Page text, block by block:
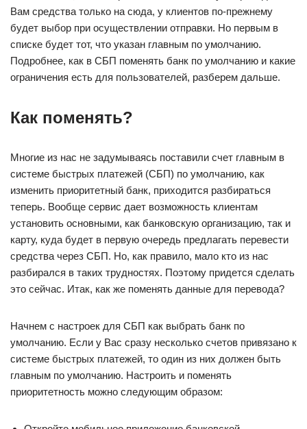
Вам средства только на сюда, у клиентов по-прежнему
будет выбор при осуществлении отправки. Но первым в
списке будет тот, что указан главным по умолчанию.
Подробнее, как в СБП поменять банк по умолчанию и какие
ограничения есть для пользователей, разберем дальше.
Как поменять?
Многие из нас не задумываясь поставили счет главным в
системе быстрых платежей (СБП) по умолчанию, как
изменить приоритетный банк, приходится разбираться
теперь. Вообще сервис дает возможность клиентам
установить основными, как банковскую организацию, так и
карту, куда будет в первую очередь предлагать перевести
средства через СБП. Но, как правило, мало кто из нас
разбирался в таких трудностях. Поэтому придется сделать
это сейчас. Итак, как же поменять данные для перевода?
Начнем с настроек для СБП как выбрать банк по
умолчанию. Если у Вас сразу несколько счетов привязано к
системе быстрых платежей, то один из них должен быть
главным по умолчанию. Настроить и поменять
приоритетность можно следующим образом: